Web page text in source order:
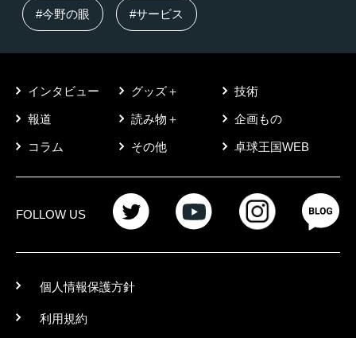
#今野の眼 #サービス
インタビュー グッズ＋ 技術
報道 読み物＋ 企画もの
コラム その他 卓球王国WEB
FOLLOW US
個人情報保護方針
利用規約